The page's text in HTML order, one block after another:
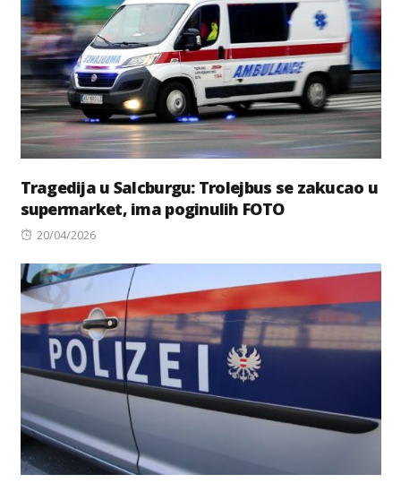
Tragedija u Salcburgu: Trolejbus se zakucao u
supermarket, ima poginulih FOTO
Posted
20/04/2026